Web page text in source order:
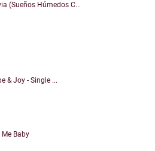
(Sueños Húmedos C...
& Joy - Single ...
Baby